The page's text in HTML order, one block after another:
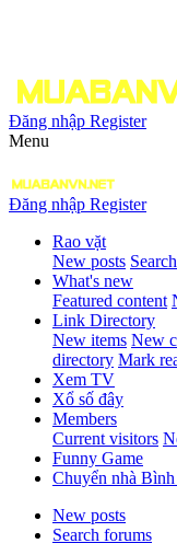
Đăng nhập Register
Menu
Đăng nhập Register
Rao vặt
New posts
What's new
Featured content
Link Directory
New items New
directory Mark
Xem TV
Xổ số đây
Members
Current visitors
Funny Game
Chuyển nhà
New posts
Search forums